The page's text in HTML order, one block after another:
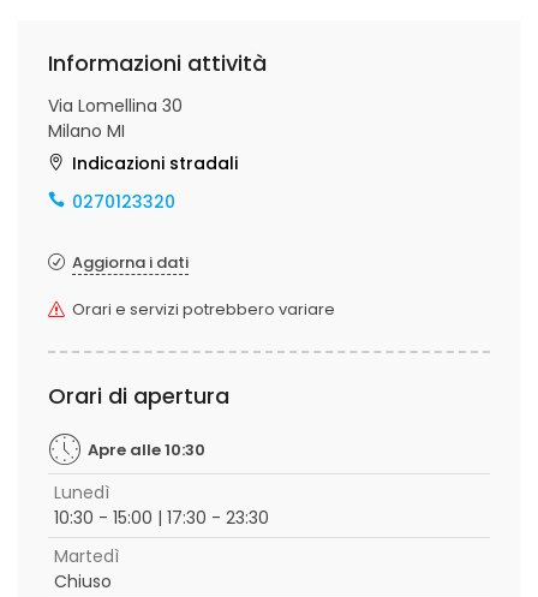
Informazioni attività
Via Lomellina 30
Milano MI
Indicazioni stradali
0270123320
Aggiorna i dati
Orari e servizi potrebbero variare
Orari di apertura
Apre alle 10:30
Lunedì
10:30 - 15:00 | 17:30 - 23:30
Martedì
Chiuso